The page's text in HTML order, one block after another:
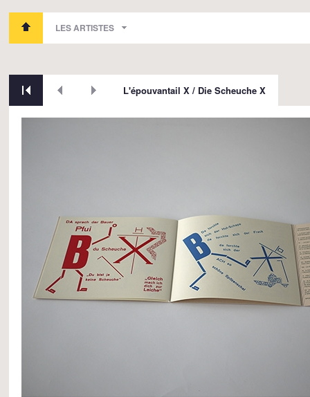
LES ARTISTES
L'épouvantail X / Die Scheuche X